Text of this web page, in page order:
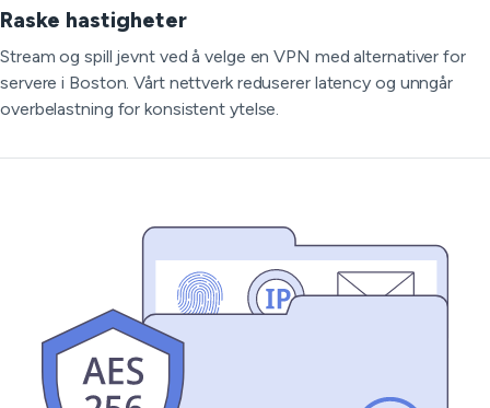
Raske hastigheter
Stream og spill jevnt ved å velge en VPN med alternativer for
servere i Boston. Vårt nettverk reduserer latency og unngår
overbelastning for konsistent ytelse.